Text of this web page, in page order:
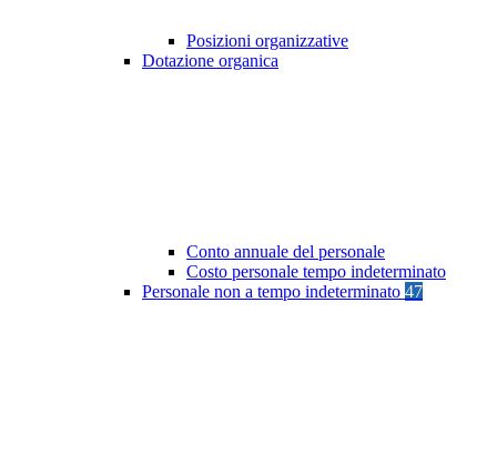
Posizioni organizzative
Dotazione organica
Conto annuale del personale
Costo personale tempo indeterminato
Personale non a tempo indeterminato 47